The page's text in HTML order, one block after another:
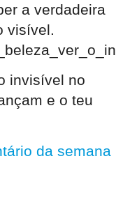
a verdadeira
visível.
invisível no
e o teu
da semana